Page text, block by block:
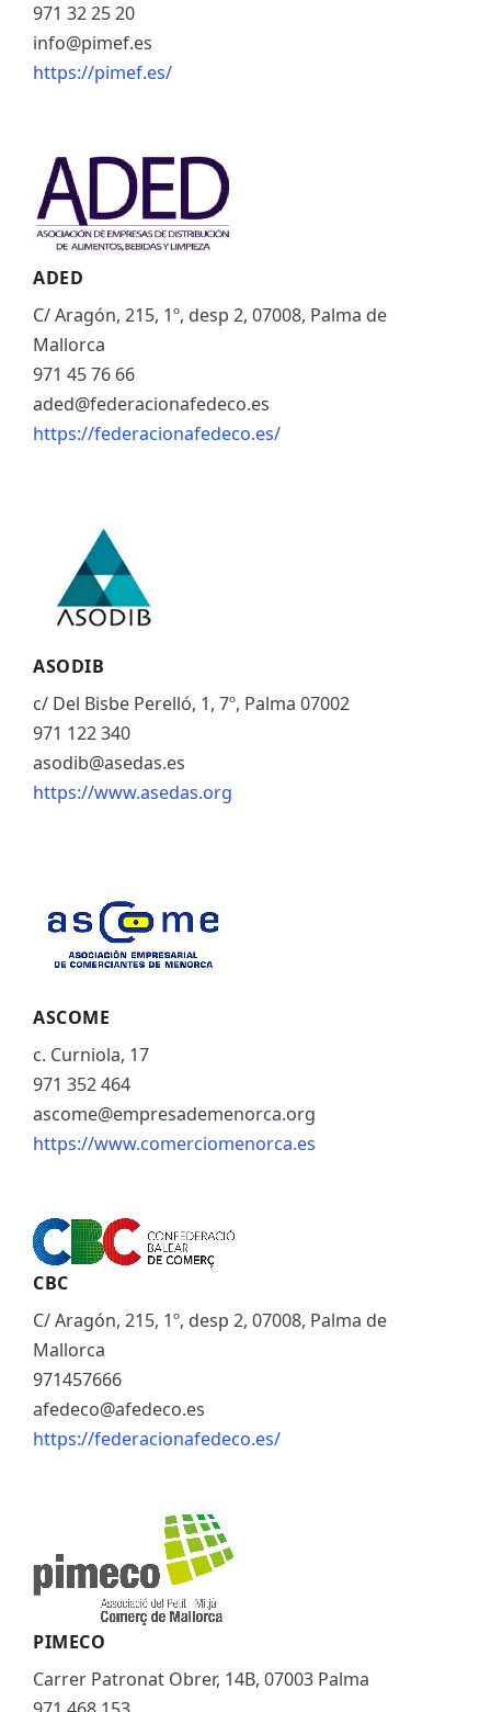
971 32 25 20
info@pimef.es
https://pimef.es/
ADED
C/ Aragón, 215, 1º, desp 2, 07008, Palma de
Mallorca
971 45 76 66
aded@federacionafedeco.es
https://federacionafedeco.es/
ASODIB
c/ Del Bisbe Perelló, 1, 7º, Palma 07002
971 122 340
asodib@asedas.es
https://www.asedas.org
ASCOME
c. Curniola, 17
971 352 464
ascome@empresademenorca.org
https://www.comerciomenorca.es
CBC
C/ Aragón, 215, 1º, desp 2, 07008, Palma de
Mallorca
971457666
afedeco@afedeco.es
https://federacionafedeco.es/
PIMECO
Carrer Patronat Obrer, 14B, 07003 Palma